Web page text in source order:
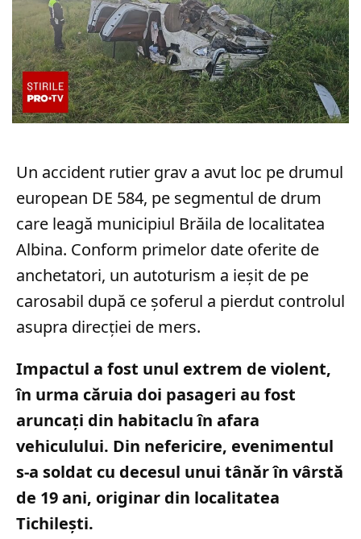
Un accident rutier grav a avut loc pe drumul
european DE 584, pe segmentul de drum
care leagă municipiul Brăila de localitatea
Albina. Conform primelor date oferite de
anchetatori, un autoturism a ieșit de pe
carosabil după ce șoferul a pierdut controlul
asupra direcției de mers.
Impactul a fost unul extrem de violent,
în urma căruia doi pasageri au fost
aruncați din habitaclu în afara
vehiculului. Din nefericire, evenimentul
s-a soldat cu decesul unui tânăr în vârstă
de 19 ani, originar din localitatea
Tichilești.